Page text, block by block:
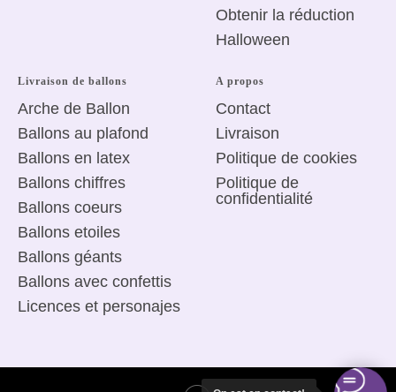
Obtenir la réduction
Halloween
Livraison de ballons
Arche de Ballon
Ballons au plafond
Ballons en latex
Ballons chiffres
Ballons coeurs
Ballons etoiles
Ballons géants
Ballons avec confettis
Licences et personajes
A propos
Сontact
Livraison
Politique de cookies
Politique de
confidentialité